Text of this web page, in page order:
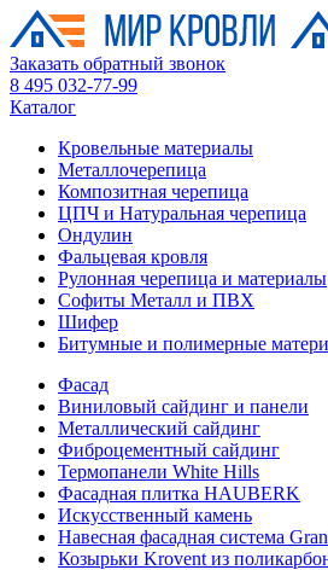
Заказать обратный звонок
8 495 032-77-99
Каталог
Кровельные материалы
Металлочерепица
Композитная черепица
ЦПЧ и Натуральная черепица
Ондулин
Фальцевая кровля
Рулонная черепица и материалы
Софиты Металл и ПВХ
Шифер
Битумные и полимерные
Фасад
Виниловый сайдинг и панели
Металлический сайдинг
Фиброцементный сайдинг
Термопанели White Hills
Фасадная плитка HAUBERK
Искусственный камень
Навесная фасадная система
Козырьки Krovent из